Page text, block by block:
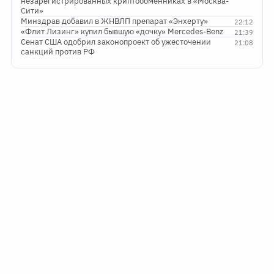
Сити»
22:12
Минздрав добавил в ЖНВЛП препарат «Энхерту»
21:39
«Флит Лизинг» купил бывшую «дочку» Mercedes-Benz
21:08
Сенат США одобрил законопроект об ужесточении
санкций против РФ